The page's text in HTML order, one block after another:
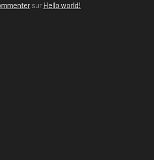
sur Hello world!